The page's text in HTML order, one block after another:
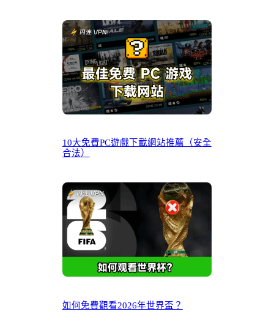
10大免費PC遊戲下載網站推薦（安全
合法）
如何免費觀看2026年世界盃？